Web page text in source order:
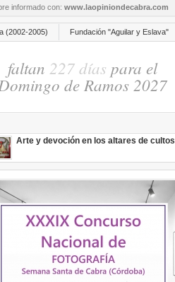
informado con: www.laopiniondecabra.com
(2002-2005) Fundación "Aguilar y Eslava"
faltan 227 días para el
de Ramos 2027
Arte y devoción en los altares de cultos